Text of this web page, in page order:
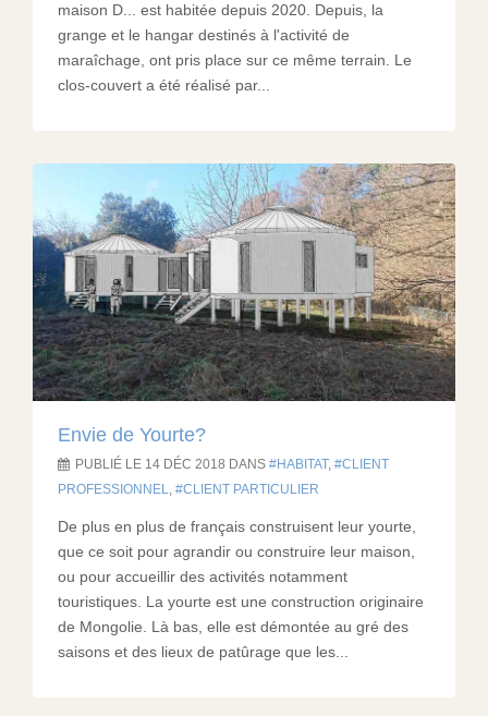
maison D... est habitée depuis 2020. Depuis, la
grange et le hangar destinés à l'activité de
maraîchage, ont pris place sur ce même terrain. Le
clos-couvert a été réalisé par...
Envie de Yourte?
PUBLIÉ LE 14 DÉC 2018 DANS HABITAT,
CLIENT
PROFESSIONNEL
CLIENT PARTICULIER
De plus en plus de français construisent leur yourte,
que ce soit pour agrandir ou construire leur maison,
ou pour accueillir des activités notamment
touristiques. La yourte est une construction originaire
de Mongolie. Là bas, elle est démontée au gré des
saisons et des lieux de patûrage que les...